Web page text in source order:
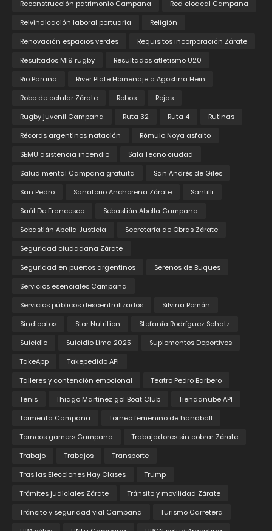
Reconstrucción patrimonio Campana
Red cloacal Campana
Reivindicación laboral portuaria
Religión
Renovación espacios verdes
Requisitos incorporación Zárate
Resultados M19 rugby
Resultados atletismo U20
Rio Parana
River Plate Homenaje a Agostina Hein
Robo de celular Zárate
Robos
Rojas
Rugby juvenil Campana
Ruta 32 Ruta 4
Rutinas
Récords argentinos natación
Rómulo Noya asfalto
SEMU asistencia incendio
Sala Tecno ciudad
Salud mental Campana gratuita
San Andrés de Giles
San Pedro
Sanatorio Anchorena Zárate
Santilli
Saúl De Francesco
Sebastián Abella Campana
Sebastián Abella Justicia
Secretaría de Obras Zárate
Seguridad ciudadana Zárate
Seguridad en puertos argentinos
Serenos de Buques
Servicios esenciales Campana
Servicios públicos descentralizados
Silvina Román
Sindicatos
Star Nutrition
Stefanía Rodríguez Schatz
Suicidio
Suicidio Lima 2025
Suplementos Deportivos
TakeApp
Takepedido API
Talleres y contención emocional
Teatro Pedro Barbero
Tenis
Thiago Martínez gol Boat Club
Tiendanube API
Tormenta Campana
Torneo femenino de handball
Torneos gamers Campana
Trabajadores sin cobrar Zárate
Trabajo
Trabajos
Transporte
Tras las Elecciones Hay Clases
Trump
Trámites judiciales Zárate
Tránsito y movilidad Zárate
Tránsito y seguridad vial Campana
Turismo Carretera